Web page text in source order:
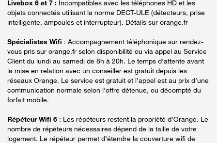
Livebox 6 et 7 : Incompatibles avec les téléphones HD et les
objets connectés utilisant la norme DECT-ULE (détecteurs, prise
intelligente, ampoules et interrupteur). Détails sur orange.fr
Spécialistes Wifi : Accompagnement téléphonique sur rendez-
vous pris sur orange.fr selon disponibilité ou via appel au Service
Client du lundi au samedi de 8h à 20h. Le temps d’attente avant
la mise en relation avec un conseiller est gratuit depuis les
réseaux Orange. Le service est gratuit et l’appel est au prix d’une
communication normale selon l’offre détenue, ou décompté du
forfait mobile.
Répéteur Wifi 6 : Les répéteurs restent la propriété d’Orange. Le
nombre de répéteurs nécessaires dépend de la taille de votre
logement. Le répéteur permet d’étendre la couverture wifi de